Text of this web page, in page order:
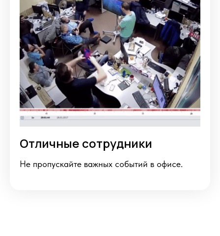
Отличные сотрудники
Не пропускайте важных событий в офисе.